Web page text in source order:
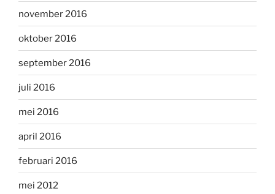
november 2016
oktober 2016
september 2016
juli 2016
mei 2016
april 2016
februari 2016
mei 2012